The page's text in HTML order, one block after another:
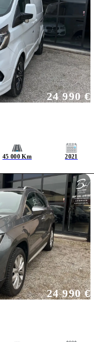
45 000 Km 2021
24 990 €
24 990 €